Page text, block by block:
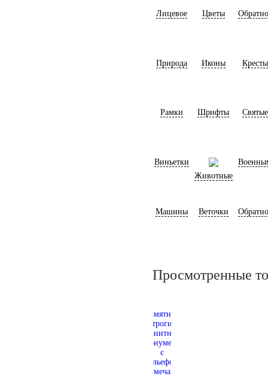
Лицевое Цветы
Природа Иконы Кресты
Рамки Шрифты Святые
Виньетки
Животные
Машины Веточки
Просмотренные